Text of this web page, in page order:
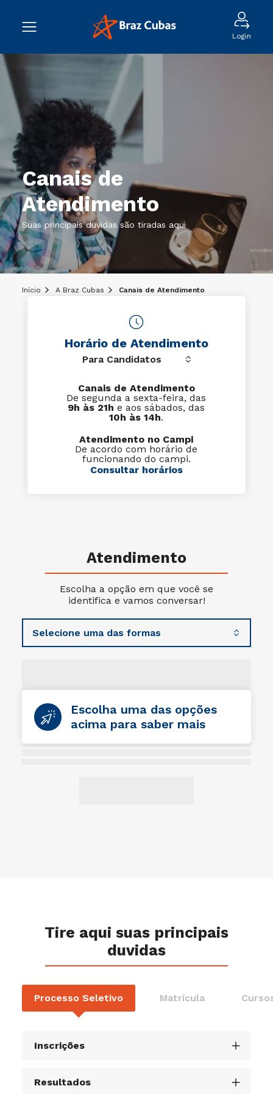
Login
Canais de
Atendimento
Suas principais duvidas são tiradas aqui
Início A Braz Cubas Canais de Atendimento
Horário de Atendimento
Canais de Atendimento
De segunda a sexta-feira, das
9h às 21h e aos sábados, das
10h às 14h.
Atendimento no Campi
De acordo com horário de
funcionando do campi.
Consultar horários
Atendimento
Escolha a opção em que você se
identifica e vamos conversar!
Escolha uma das opções
acima para saber mais
Tire aqui suas principais
duvidas
Processo Seletivo Matrícula
Inscrições
Resultados